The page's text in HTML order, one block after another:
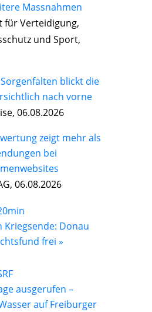
Massnahmen
für Verteidigung,
und Sport,
blickt die
nach vorne
06.08.2026
zeigt mehr als
bei
06.08.2026
Kriegsende: Donau
frei »
ausgerufen –
auf Freiburger